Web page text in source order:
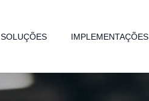
SOLUÇÕES IMPLEMENTAÇÕES